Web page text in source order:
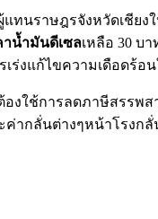
ทนราษฎรจังหวัดเชียง
าน้ำมันดีเซลเหลือ 30 บ
ร่งแก้ไขความเดือดร้
องใช้การลดภาษีสรรพ
ค่ากลั่นต่างๆหน้าโรงกลั่